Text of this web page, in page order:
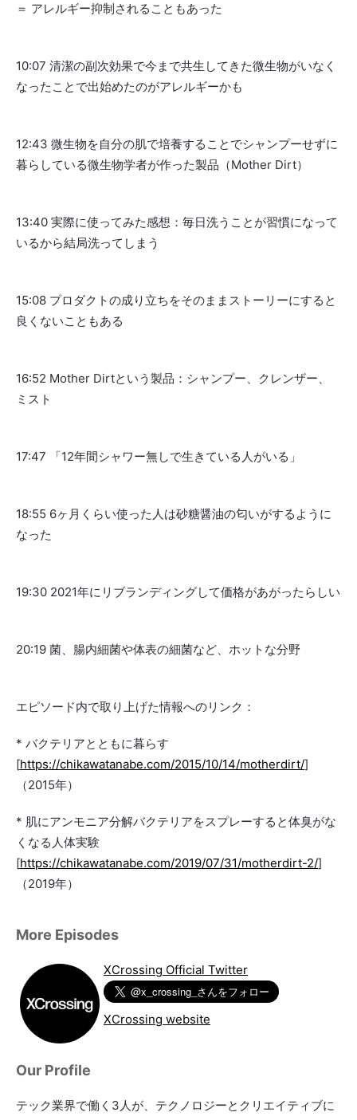
＝ アレルギー抑制されることもあった
10:07 清潔の副次効果で今まで共生してきた微生物がいなく
なったことで出始めたのがアレルギーかも
12:43 微生物を自分の肌で培養することでシャンプーせずに
暮らしている微生物学者が作った製品（Mother Dirt）
13:40 実際に使ってみた感想：毎日洗うことが習慣になって
いるから結局洗ってしまう
15:08 プロダクトの成り立ちをそのままストーリーにすると
良くないこともある
16:52 Mother Dirtという製品：シャンプー、クレンザー、
ミスト
17:47 「12年間シャワー無しで生きている人がいる」
18:55 6ヶ月くらい使った人は砂糖醤油の匂いがするように
なった
19:30 2021年にリブランディングして価格があがったらしい
20:19 菌、腸内細菌や体表の細菌など、ホットな分野
エピソード内で取り上げた情報へのリンク：
* バクテリアとともに暮らす
[https://chikawatanabe.com/2015/10/14/motherdirt/]
（2015年）
* 肌にアンモニア分解バクテリアをスプレーすると体臭がな
くなる人体実験
[https://chikawatanabe.com/2019/07/31/motherdirt-2/]
（2019年）
More Episodes
XCrossing Official Twitter
XCrossing website
Our Profile
テック業界で働く3人が、テクノロジーとクリエイティブに